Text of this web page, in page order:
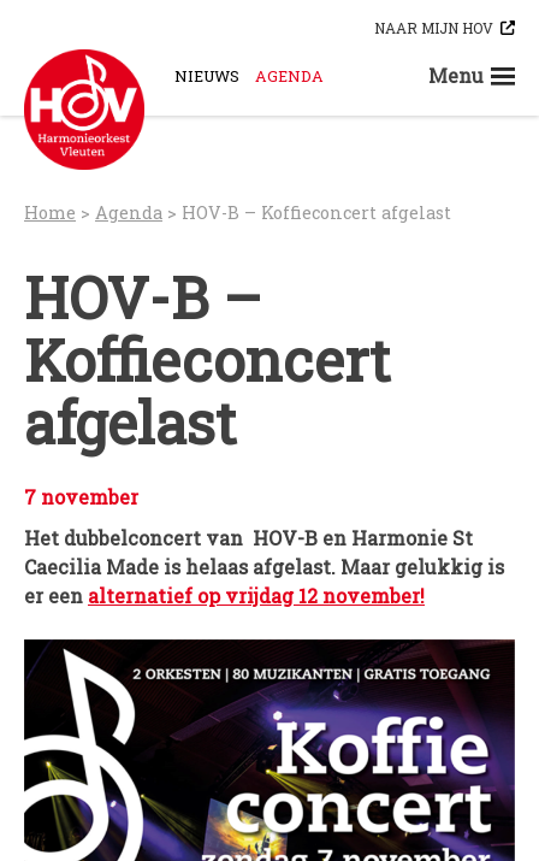
content
NAAR MIJN HOV
NIEUWS AGENDA
Menu
HOV-B
HOV-D
HOV-G
Bloaskapel Vleuten
PROJECTEN
Muziek is de Basis!
Zomerorkest Vleuten
Saxophone Orchestra
Moet je Hoor’n!
HOV Loud & Proud
OVER ONS
Wie zijn we?
Home > Agenda > HOV-B – Koffieconcert afgelast
HOV-B –
Koffieconcert
afgelast
7 november
Het dubbelconcert van HOV-B en Harmonie St
Caecilia Made is helaas afgelast. Maar gelukkig is
er een alternatief op vrijdag 12 november!